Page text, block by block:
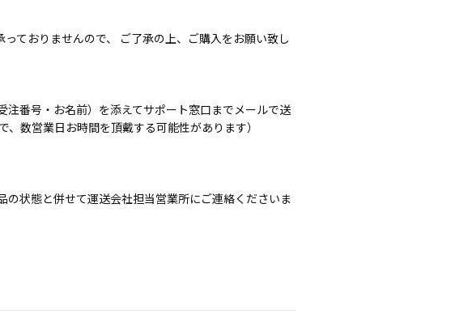
ておりませんので、 ご了承の上、ご購入をお願い致し
番号・お名前）を添えてサポート窓口までメールで送
数営業日お時間を頂戴する可能性があります）
状態と併せて運送会社担当営業所にご連絡くださいま